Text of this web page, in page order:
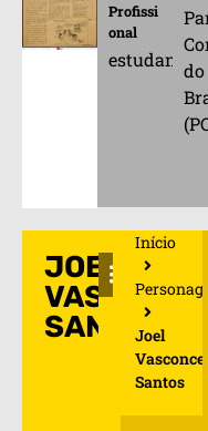
Profissi
onal
estudantedo
JOEL
SANTOS
Início
Joel
Santos